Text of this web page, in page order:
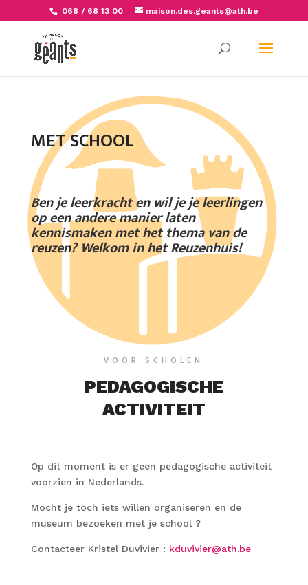
068 / 68 13 00 maison.des.geants@ath.be
MET SCHOOL
Ben je leerkracht en wil je je leerlingen
op een andere manier laten
kennismaken met het thema van de
reuzen? Welkom in het Reuzenhuis!
VOOR SCHOLEN
PEDAGOGISCHE
ACTIVITEIT
Op dit moment is er geen pedagogische activiteit
voorzien in Nederlands.
Mocht je toch iets willen organiseren en de
museum bezoeken met je school ?
Contacteer Kristel Duvivier : kduvivier@ath.be